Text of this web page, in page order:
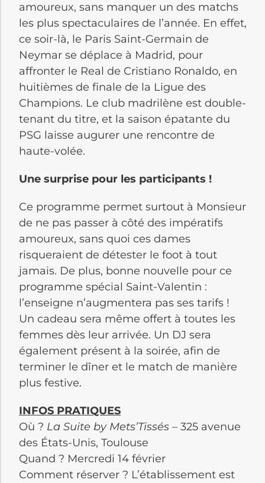
amoureux, sans manquer un des matchs
les plus spectaculaires de l’année. En effet,
ce soir-là, le Paris Saint-Germain de
Neymar se déplace à Madrid, pour
affronter le Real de Cristiano Ronaldo, en
huitièmes de finale de la Ligue des
Champions. Le club madrilène est double-
tenant du titre, et la saison épatante du
PSG laisse augurer une rencontre de
haute-volée.
Une surprise pour les participants !
Ce programme permet surtout à Monsieur
de ne pas passer à côté des impératifs
amoureux, sans quoi ces dames
risqueraient de détester le foot à tout
jamais. De plus, bonne nouvelle pour ce
programme spécial Saint-Valentin :
l’enseigne n’augmentera pas ses tarifs !
Un cadeau sera même offert à toutes les
femmes dès leur arrivée. Un DJ sera
également présent à la soirée, afin de
terminer le dîner et le match de manière
plus festive.
INFOS PRATIQUES
Où ? La Suite by Mets’Tissés – 325 avenue
des États-Unis, Toulouse
Quand ? Mercredi 14 février
Comment réserver ? L’établissement est